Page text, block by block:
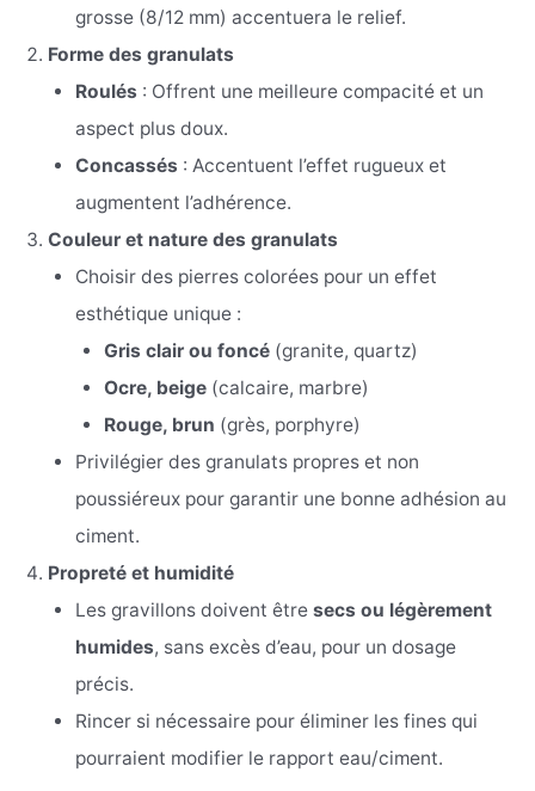
grosse (8/12 mm) accentuera le relief.
Forme des granulats
Roulés : Offrent une meilleure compacité et un
aspect plus doux.
Concassés : Accentuent l’effet rugueux et
augmentent l’adhérence.
Couleur et nature des granulats
Choisir des pierres colorées pour un effet
esthétique unique :
Gris clair ou foncé(granite, quartz)
Ocre, beige(calcaire, marbre)
Rouge, brun (grès, porphyre)
Privilégier des granulats propres et non
poussiéreux pour garantir une bonne adhésion au
ciment.
Propreté et humidité
Les gravillons doivent êtresecs ou légèrement
humides, sans excès d’eau, pour un dosage
précis.
Rincer si nécessaire pour éliminer les fines qui
pourraient modifier le rapport eau/ciment.